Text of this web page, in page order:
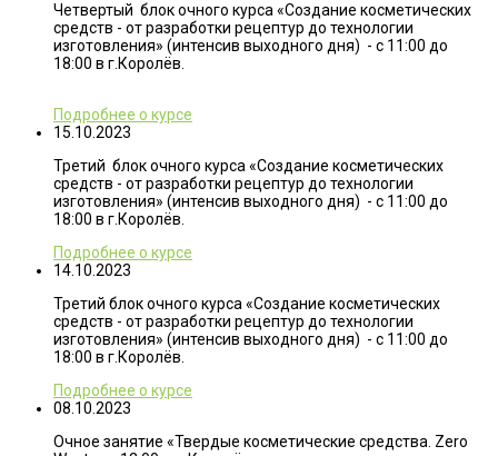
Четвертый блок очного курса «Создание косметических
средств - от разработки рецептур до технологии
изготовления» (интенсив выходного дня) - с 11:00 до
18:00 в г.Королёв.
Подробнее о курсе
15.10.2023
Третий блок очного курса «Создание косметических
средств - от разработки рецептур до технологии
изготовления» (интенсив выходного дня) - с 11:00 до
18:00 в г.Королёв.
Подробнее о курсе
14.10.2023
Третий блок очного курса «Создание косметических
средств - от разработки рецептур до технологии
изготовления» (интенсив выходного дня) - с 11:00 до
18:00 в г.Королёв.
Подробнее о курсе
08.10.2023
Очное занятие «Твердые косметические средства. Zero